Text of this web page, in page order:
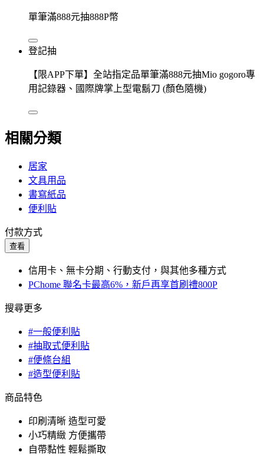
單筆滿888元抽888P幣
登記抽
【限APP下單】全站指定品單筆滿888元抽Mio gogoro專
用記錄器、國際牌掌上型電鬍刀 (顏色隨機)
相關分類
居家
文具用品
書寫紙品
便利貼
付款方式
查看
信用卡、無卡分期、行動支付，與其他多種方式
PChome 聯名卡最高6%，新戶再享首刷禮800P
搜尋更多
#一般便利貼
#抽取式便利貼
#便條台組
#造型便利貼
商品特色
印刷清晰 造型可愛
小巧精緻 方便攜帶
自帶黏性 輕鬆撕取